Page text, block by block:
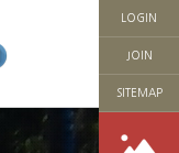
LOGIN
JOIN
SITEMAP